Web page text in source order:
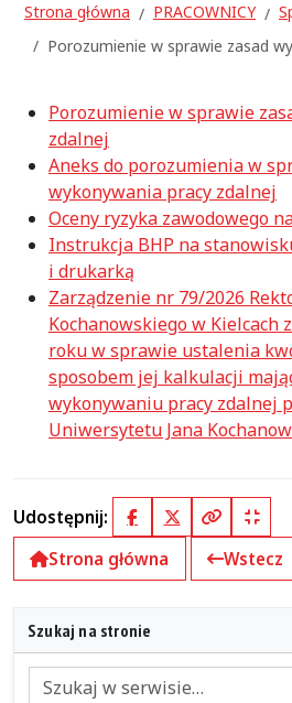
Strona główna PRACOWNICY
Porozumienie w sprawie zasad
Porozumienie w sprawie
zdalnej
Aneks do porozumienia w
wykonywania pracy zdalnej
Oceny ryzyka zawodowego
Instrukcja BHP na
i drukarką
Zarządzenie nr 79/2026
Kochanowskiego w Kielcach
roku w sprawie ustalenia
sposobem jej kalkulacji
wykonywaniu pracy zdalnej
Uniwersytetu Jana
Udostępnij: FacebookX (Twitter)
Kopiuj
Strona główna
Wstecz
Szukaj na stronie